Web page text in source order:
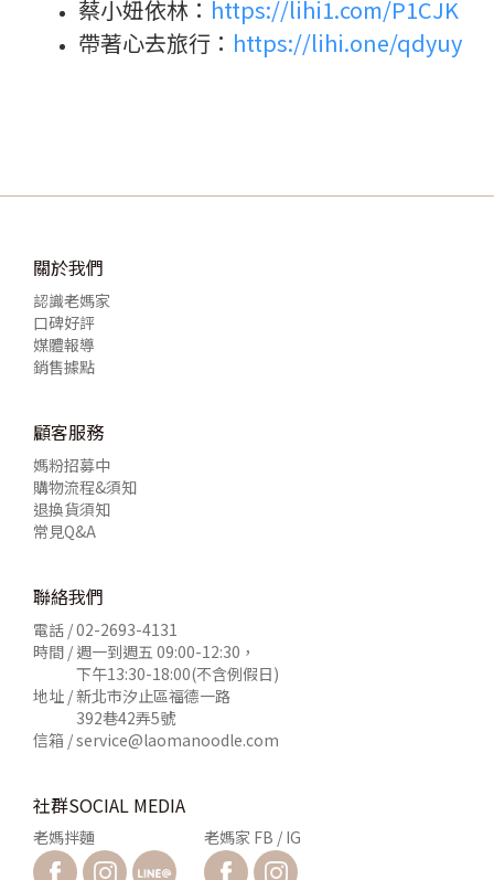
蔡小妞依林： https://lihi1.com/P1CJK
帶著心去旅行： https://lihi.one/qdyuy
關於我們
認識老媽家
口碑好評
媒體報導
銷售據點
顧客服務
媽粉招募中
購物流程&須知
退換貨須知
常見Q&A
聯絡我們
電話 /02-2693-4131
時間 / 週一到週五 09:00-12:30，
下午13:30-18:00(不含例假日)
地址 / 新北市汐止區福德一路
392巷42弄5號
信箱 /service@laomanoodle.com
社群SOCIAL MEDIA
老媽拌麵 老媽家 FB / IG